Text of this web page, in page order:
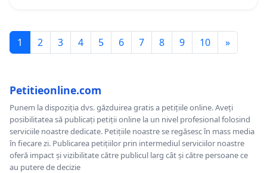
1 2 3 4 5 6 7 8 9 10 »
Petitieonline.com
Punem la dispoziția dvs. găzduirea gratis a petițiile online. Aveți
posibilitatea să publicați petiții online la un nivel profesional folosind
serviciile noastre dedicate. Petițiile noastre se regăsesc în mass media
în fiecare zi. Publicarea petițiilor prin intermediul serviciilor noastre
oferă impact și vizibilitate către publicul larg cât și către persoane ce
au putere de decizie